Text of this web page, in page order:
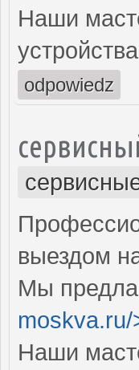
Наши
odpowiedz
выездом
Мы
moskva.ru/
Наши